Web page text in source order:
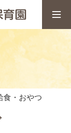
食・おやつ